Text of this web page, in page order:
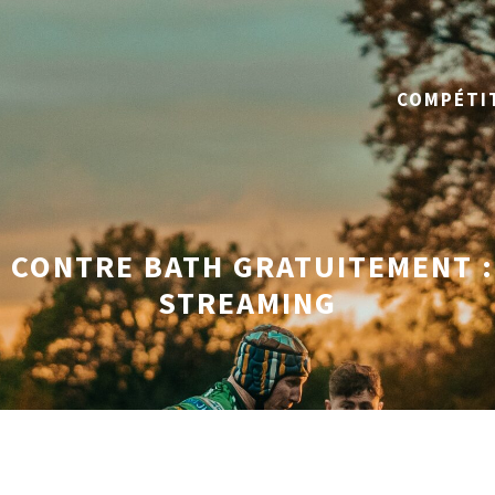
CONTRE BATH
STREAMING